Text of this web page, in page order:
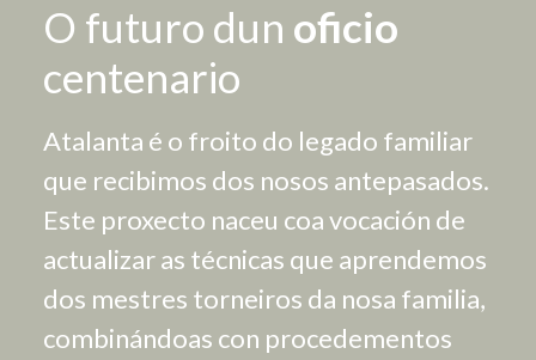
O futuro dun oficio
centenario
Atalanta é o froito do legado familiar
que recibimos dos nosos antepasados.
Este proxecto naceu coa vocación de
actualizar as técnicas que aprendemos
dos mestres torneiros da nosa familia,
combinándoas con procedementos